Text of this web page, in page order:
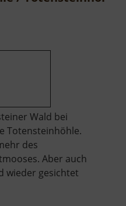
Wald bei
Totensteinhöhle.
des
Aber auch
wieder gesichtet